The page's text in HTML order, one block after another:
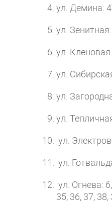
ул. Демина:
ул.
ул. Кленовая:
ул.
ул.
ул.
ул.
ул.
ул. Огнева:
35, 36, 37,